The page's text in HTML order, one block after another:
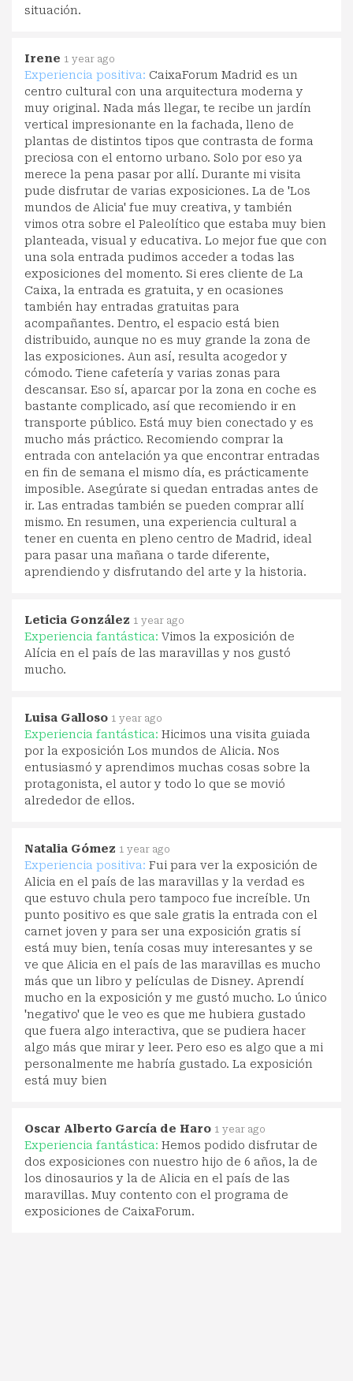
situación.
Irene 1 year ago
Experiencia positiva: CaixaForum Madrid es un
centro cultural con una arquitectura moderna y
muy original. Nada más llegar, te recibe un jardín
vertical impresionante en la fachada, lleno de
plantas de distintos tipos que contrasta de forma
preciosa con el entorno urbano. Solo por eso ya
merece la pena pasar por allí. Durante mi visita
pude disfrutar de varias exposiciones. La de 'Los
mundos de Alicia' fue muy creativa, y también
vimos otra sobre el Paleolítico que estaba muy bien
planteada, visual y educativa. Lo mejor fue que con
una sola entrada pudimos acceder a todas las
exposiciones del momento. Si eres cliente de La
Caixa, la entrada es gratuita, y en ocasiones
también hay entradas gratuitas para
acompañantes. Dentro, el espacio está bien
distribuido, aunque no es muy grande la zona de
las exposiciones. Aun así, resulta acogedor y
cómodo. Tiene cafetería y varias zonas para
descansar. Eso sí, aparcar por la zona en coche es
bastante complicado, así que recomiendo ir en
transporte público. Está muy bien conectado y es
mucho más práctico. Recomiendo comprar la
entrada con antelación ya que encontrar entradas
en fin de semana el mismo día, es prácticamente
imposible. Asegúrate si quedan entradas antes de
ir. Las entradas también se pueden comprar allí
mismo. En resumen, una experiencia cultural a
tener en cuenta en pleno centro de Madrid, ideal
para pasar una mañana o tarde diferente,
aprendiendo y disfrutando del arte y la historia.
Leticia González 1 year ago
Experiencia fantástica: Vimos la exposición de
Alícia en el país de las maravillas y nos gustó
mucho.
Luisa Galloso 1 year ago
Experiencia fantástica: Hicimos una visita guiada
por la exposición Los mundos de Alicia. Nos
entusiasmó y aprendimos muchas cosas sobre la
protagonista, el autor y todo lo que se movió
alrededor de ellos.
Natalia Gómez 1 year ago
Experiencia positiva: Fui para ver la exposición de
Alicia en el país de las maravillas y la verdad es
que estuvo chula pero tampoco fue increíble. Un
punto positivo es que sale gratis la entrada con el
carnet joven y para ser una exposición gratis sí
está muy bien, tenía cosas muy interesantes y se
ve que Alicia en el país de las maravillas es mucho
más que un libro y películas de Disney. Aprendí
mucho en la exposición y me gustó mucho. Lo único
'negativo' que le veo es que me hubiera gustado
que fuera algo interactiva, que se pudiera hacer
algo más que mirar y leer. Pero eso es algo que a mi
personalmente me habría gustado. La exposición
está muy bien
Oscar Alberto García de Haro 1 year ago
Experiencia fantástica: Hemos podido disfrutar de
dos exposiciones con nuestro hijo de 6 años, la de
los dinosaurios y la de Alicia en el país de las
maravillas. Muy contento con el programa de
exposiciones de CaixaForum.